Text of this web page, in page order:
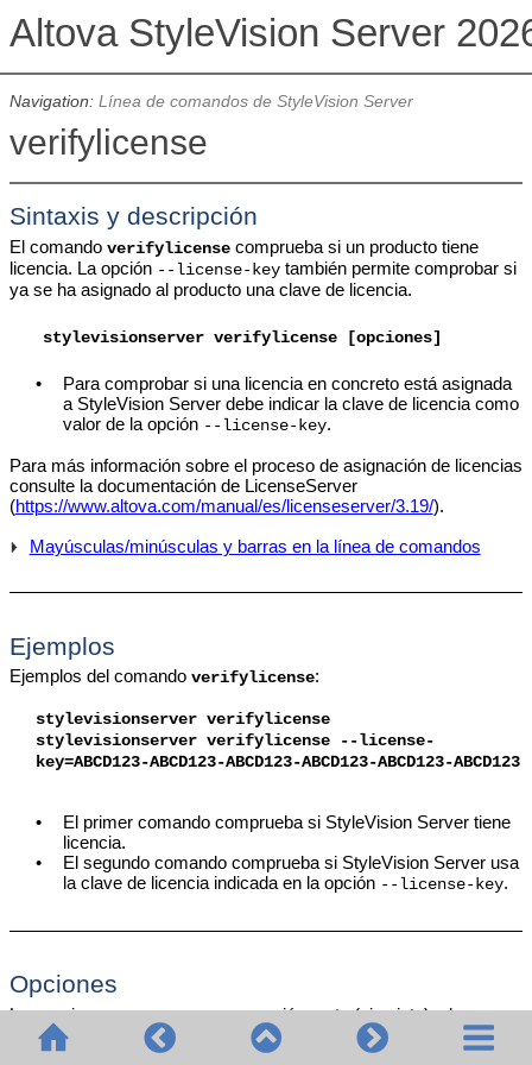
Altova StyleVision Server
Navigation: Línea de comandos de StyleVision Server
verifylicense
Sintaxis y descripción
El comando verifylicensecomprueba si un producto tiene
licencia. La opción --license-keytambién permite comprobar si
ya se ha asignado al producto una clave de licencia.
stylevisionserver verifylicense [opciones]
•
Para comprobar si una licencia en concreto está asignada
a StyleVision Server debe indicar la clave de licencia como
valor de la opción --license-key.
Para más información sobre el proceso de asignación de licencias
consulte la documentación de LicenseServer
(https://www.altova.com/manual/es/licenseserver/3.19/).
Mayúsculas/minúsculas y barras en la línea de comandos
Ejemplos
Ejemplos del comando verifylicense:
stylevisionserver verifylicense
stylevisionserver verifylicense --license-
key=ABCD123-ABCD123-ABCD123-ABCD123-ABCD123-ABCD123
• El primer comando comprueba si StyleVision Server tiene
licencia.
•
El segundo comando comprueba si StyleVision Server usa
la clave de licencia indicada en la opción --license-key.
Opciones
Las opciones se enumeran en versión corta (si existe) y larga.
Puede usar una o dos barras tanto para la versión corta como
para la larga. Las opciones pueden tomar un valor o no hacerlo. Si